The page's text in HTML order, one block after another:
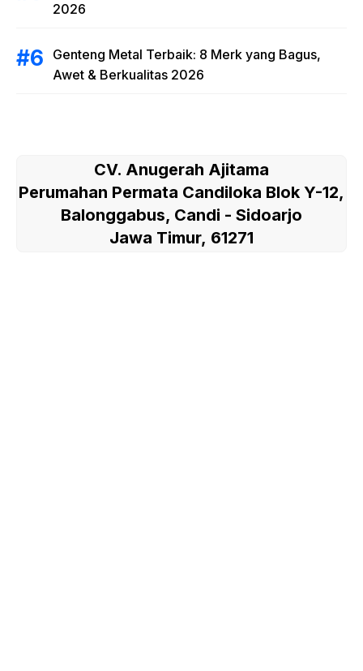
2026
Genteng Metal Terbaik: 8 Merk yang Bagus,
Awet & Berkualitas 2026
CV. Anugerah Ajitama
Perumahan Permata Candiloka Blok Y-12,
Balonggabus, Candi - Sidoarjo
Jawa Timur, 61271